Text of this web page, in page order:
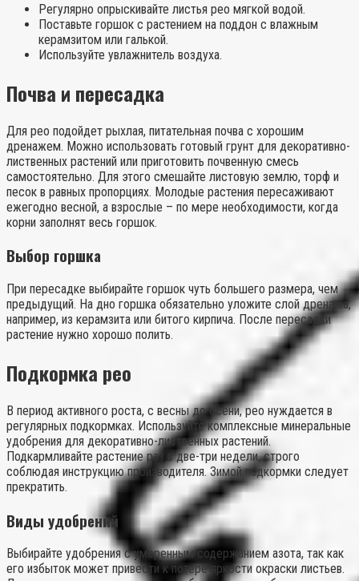
Регулярно опрыскивайте листья рео мягкой водой.
Поставьте горшок с растением на поддон с влажным
керамзитом или галькой.
Используйте увлажнитель воздуха.
Почва и пересадка
Для рео подойдет рыхлая, питательная почва с хорошим
дренажем. Можно использовать готовый грунт для декоративно-
лиственных растений или приготовить почвенную смесь
самостоятельно. Для этого смешайте листовую землю, торф и
песок в равных пропорциях. Молодые растения пересаживают
ежегодно весной, а взрослые – по мере необходимости, когда
корни заполнят весь горшок.
Выбор горшка
При пересадке выбирайте горшок чуть большего размера, чем
предыдущий. На дно горшка обязательно уложите слой дренажа,
например, из керамзита или битого кирпича. После пересадки
растение нужно хорошо полить.
Подкормка рео
В период активного роста, с весны до осени, рео нуждается в
регулярных подкормках. Используйте комплексные минеральные
удобрения для декоративно-лиственных растений.
Подкармливайте растение раз в две-три недели, строго
соблюдая инструкцию производителя. Зимой подкормки следует
прекратить.
Виды удобрений
Выбирайте удобрения с умеренным содержанием азота, так как
его избыток может привести к потере яркости окраски листьев.